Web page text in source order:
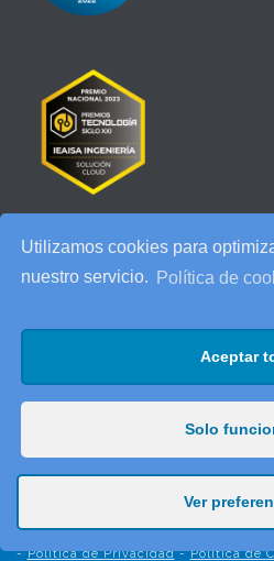
Utilizamos cookies para
nuestro servicio.
Política de
Aceptar
Solo
Ver
IA de ESADE
25 años de IEAISA: una celebración
AI Act: qué cambia para tu
© 2025 IEAISA Ingeniería. c/Dels
-Política de Privacidad-Política de